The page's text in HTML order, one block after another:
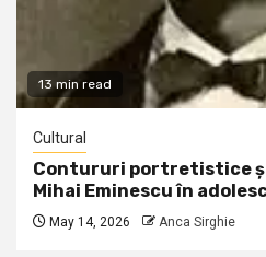
13 min read
Cultural
Contururi portretistice
Mihai Eminescu în
May 14, 2026 Anca Sirghie